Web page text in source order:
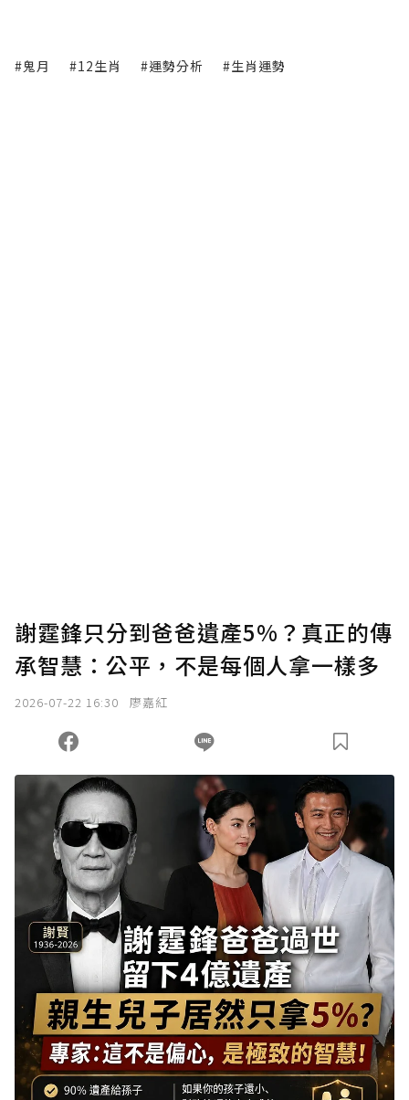
#鬼月 #12生肖 #運勢分析 #生肖運勢
謝霆鋒只分到爸爸遺產5%？真正的傳
承智慧：公平，不是每個人拿一樣多
2026-07-22 16:30 廖嘉紅